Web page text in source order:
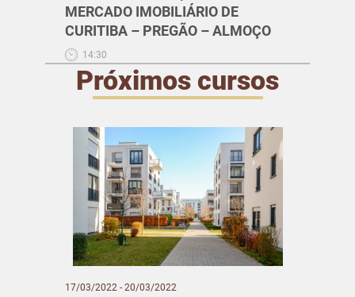
MERCADO IMOBILIÁRIO DE
CURITIBA – PREGÃO – ALMOÇO
14:30
Próximos cursos
17/03/2022 - 20/03/2022